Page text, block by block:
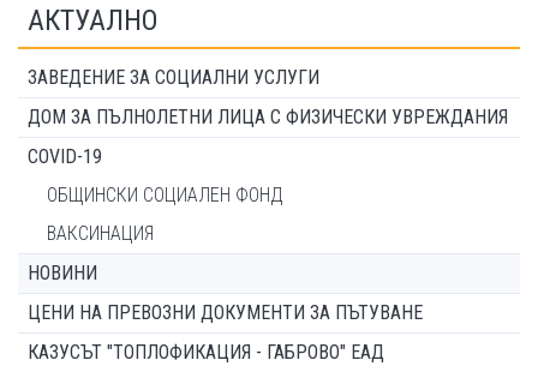
АКТУАЛНО
ЗАВЕДЕНИЕ ЗА СОЦИАЛНИ УСЛУГИ
ДОМ ЗА ПЪЛНОЛЕТНИ ЛИЦА С ФИЗИЧЕСКИ УВРЕЖДАНИЯ
COVID-19
ОБЩИНСКИ СОЦИАЛЕН ФОНД
ВАКСИНАЦИЯ
НОВИНИ
ЦЕНИ НА ПРЕВОЗНИ ДОКУМЕНТИ ЗА ПЪТУВАНЕ
КАЗУСЪТ "ТОПЛОФИКАЦИЯ - ГАБРОВО" ЕАД